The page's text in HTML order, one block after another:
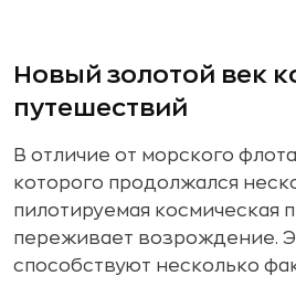
Новый золотой век
путешествий
В отличие от морского флота
которого продолжался
пилотируемая космическая
переживает возрождение.
способствуют несколько